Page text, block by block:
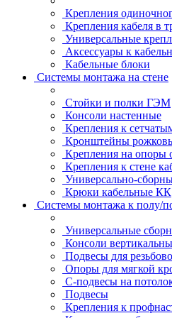
Крепления
Крепления кабеля в
Универсальные
Аксессуары к
Кабельные блоки
Системы монтажа на стене
Стойки и полки ГЭМ
Консоли настенные
Крепления к
Кронштейны
Крепления на опоры
Крепления к стене
Универсально-
Крюки кабельные КК
Системы монтажа к полу/
Универсальные
Консоли
Подвесы для
Опоры для мягкой
С-подвесы на
Подвесы
Крепления к